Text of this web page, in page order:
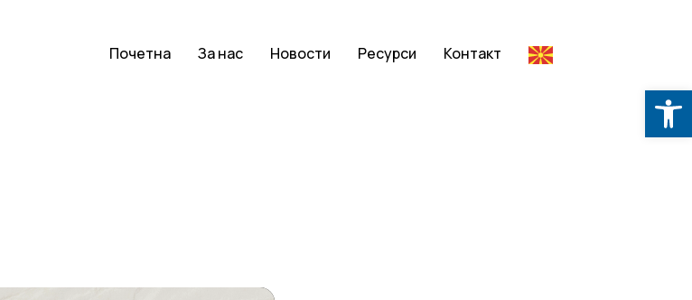
Почетна За нас Новости Ресурси Контакт